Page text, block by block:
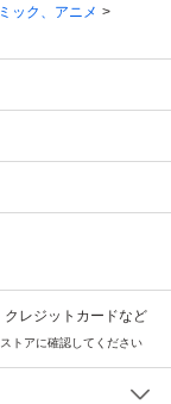
ック、アニメ
レジットカードなど
トアに確認してください